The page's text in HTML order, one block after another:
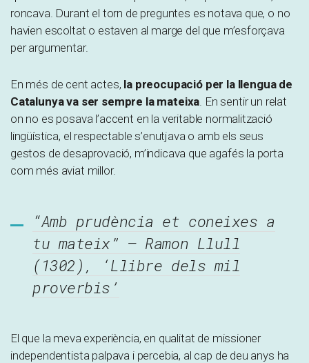
roncava. Durant el torn de preguntes es notava que, o no
havien escoltat o estaven al marge del que m’esforçava
per argumentar.
En més de cent actes, la preocupació per la llengua de
Catalunya va ser sempre la mateixa. En sentir un relat
on no es posava l’accent en la veritable normalització
lingüística, el respectable s’enutjava o amb els seus
gestos de desaprovació, m’indicava que agafés la porta
com més aviat millor.
“Amb prudència et coneixes a
tu mateix” – Ramon Llull
(1302), ‘Llibre dels mil
proverbis’
El que la meva experiència, en qualitat de missioner
independentista palpava i percebia, al cap de deu anys ha